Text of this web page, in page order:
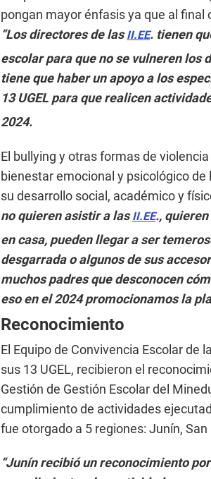
pongan mayor énfasis ya que al final
“Los directores de lasII.EE. tienen
escolar para que no se vulneren los
tiene que haber un apoyo a los
13 UGEL para que realicen
2024.
El bullying y otras formas de
bienestar emocional y psicológico
su desarrollo social, académico y
no quieren asistir a lasII.EE.,
en casa, pueden llegar a ser
desgarrada o algunos de sus
muchos padres que desconocen
eso en el 2024 promocionamos la
Reconocimiento
El Equipo de Convivencia Escolar de
sus 13 UGEL, recibieron el
Gestión de Gestión Escolar del
cumplimiento de actividades
fue otorgado a 5 regiones: Junín,
“Junín recibió un reconocimiento